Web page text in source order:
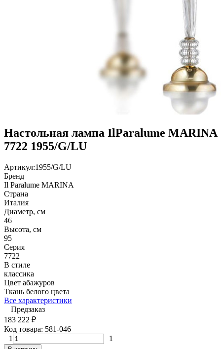
Настольная лампа IlParalume MARINA
7722 1955/G/LU
Артикул:1955/G/LU
Бренд
Il Paralume MARINA
Страна
Италия
Диаметр, см
46
Высота, см
95
Серия
7722
В стиле
классика
Цвет абажуров
Ткань белого цвета
Все характеристики
Предзаказ
183 222 ₽
Код товара: 581-046
1
1